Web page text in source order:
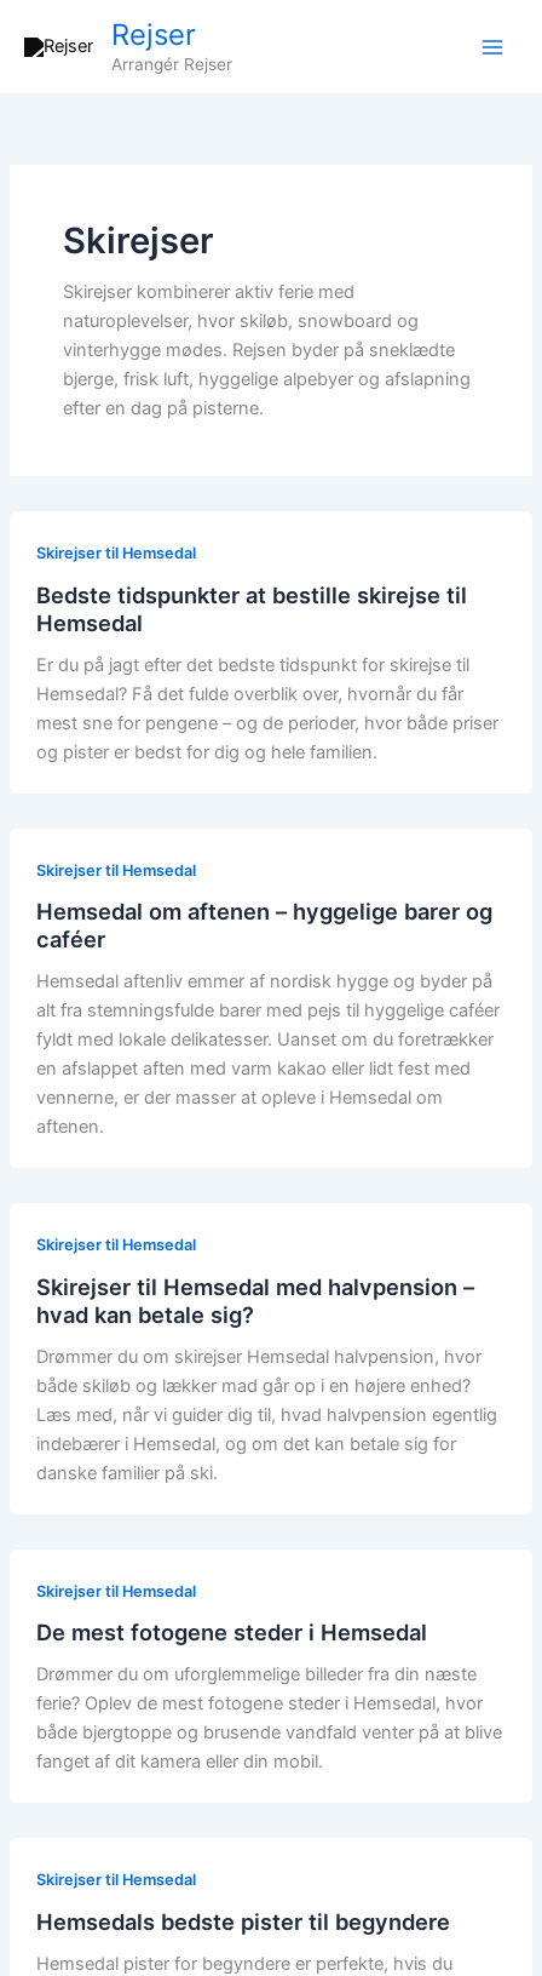
Rejser
Arrangér Rejser
Skirejser
Skirejser kombinerer aktiv ferie med
naturoplevelser, hvor skiløb, snowboard og
vinterhygge mødes. Rejsen byder på sneklædte
bjerge, frisk luft, hyggelige alpebyer og afslapning
efter en dag på pisterne.
Skirejser til Hemsedal
Bedste tidspunkter at bestille skirejse til
Hemsedal
Er du på jagt efter det bedste tidspunkt for skirejse til
Hemsedal? Få det fulde overblik over, hvornår du får
mest sne for pengene – og de perioder, hvor både priser
og pister er bedst for dig og hele familien.
Skirejser til Hemsedal
Hemsedal om aftenen – hyggelige barer og
caféer
Hemsedal aftenliv emmer af nordisk hygge og byder på
alt fra stemningsfulde barer med pejs til hyggelige caféer
fyldt med lokale delikatesser. Uanset om du foretrækker
en afslappet aften med varm kakao eller lidt fest med
vennerne, er der masser at opleve i Hemsedal om
aftenen.
Skirejser til Hemsedal
Skirejser til Hemsedal med halvpension –
hvad kan betale sig?
Drømmer du om skirejser Hemsedal halvpension, hvor
både skiløb og lækker mad går op i en højere enhed?
Læs med, når vi guider dig til, hvad halvpension egentlig
indebærer i Hemsedal, og om det kan betale sig for
danske familier på ski.
Skirejser til Hemsedal
De mest fotogene steder i Hemsedal
Drømmer du om uforglemmelige billeder fra din næste
ferie? Oplev de mest fotogene steder i Hemsedal, hvor
både bjergtoppe og brusende vandfald venter på at blive
fanget af dit kamera eller din mobil.
Skirejser til Hemsedal
Hemsedals bedste pister til begyndere
Hemsedal pister for begyndere er perfekte, hvis du